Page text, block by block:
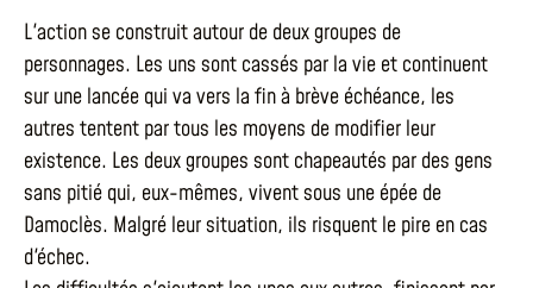
L'action se construit autour de deux groupes de
personnages. Les uns sont cassés par la vie et continuent
sur une lancée qui va vers la fin à brève échéance, les
autres tentent par tous les moyens de modifier leur
existence. Les deux groupes sont chapeautés par des gens
sans pitié qui, eux-mêmes, vivent sous une épée de
Damoclès. Malgré leur situation, ils risquent le pire en cas
d'échec.